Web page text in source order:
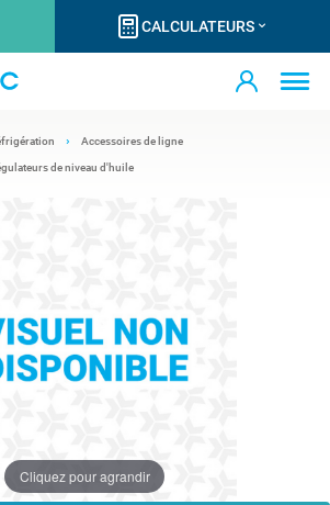
CALCULATEURS
Accessoires de ligne
de niveau d'huile
Cliquez pour agrandir